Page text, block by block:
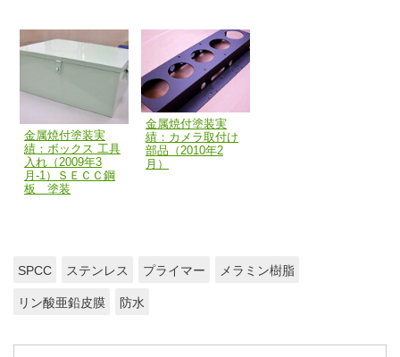
金属焼付塗装実
績：ボックス 工具
入れ（2009年3
月-1）ＳＥＣＣ鋼
板 塗装
金属焼付塗装実
績：カメラ取付け
部品（2010年2
月）
SPCC ステンレス プライマー メラミン樹脂
リン酸亜鉛皮膜 防水